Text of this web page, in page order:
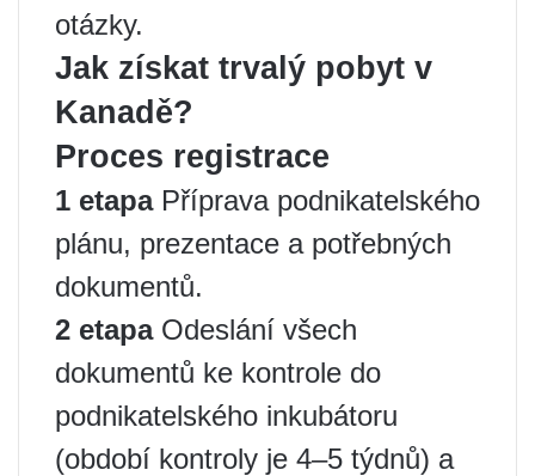
otázky.
Jak získat trvalý pobyt v
Kanadě?
Proces registrace
1 etapaPříprava podnikatelského
plánu, prezentace a potřebných
dokumentů.
2 etapaOdeslání všech
dokumentů ke kontrole do
podnikatelského inkubátoru
(období kontroly je 4–5 týdnů) a